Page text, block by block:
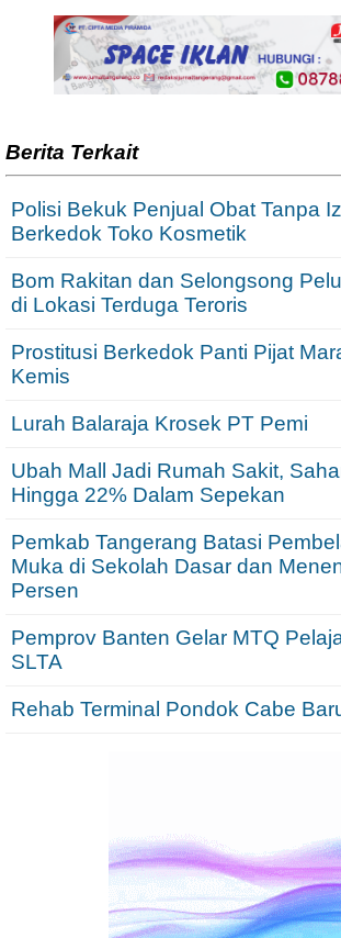
Berita Terkait
Polisi Bekuk Penjual Obat Tanpa
Berkedok Toko Kosmetik
Bom Rakitan dan Selongsong
di Lokasi Terduga Teroris
Prostitusi Berkedok Panti Pijat
Kemis
Lurah Balaraja Krosek PT Pemi
Ubah Mall Jadi Rumah Sakit,
Hingga 22% Dalam Sepekan
Pemkab Tangerang Batasi
Muka di Sekolah Dasar dan
Persen
Pemprov Banten Gelar MTQ
SLTA
Rehab Terminal Pondok Cabe